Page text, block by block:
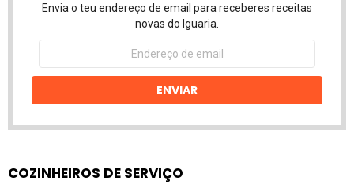
Envia o teu endereço de email para receberes receitas
novas do Iguaria.
Endereço
email
ENVIAR
COZINHEIROS DE SERVIÇO